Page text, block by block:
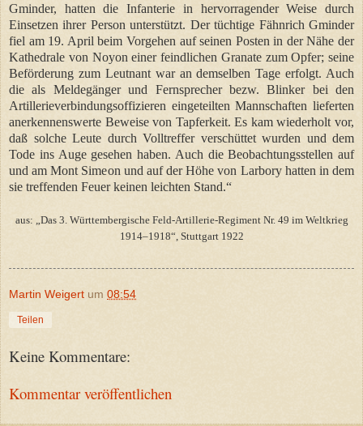
Gminder, hatten die Infanterie in hervorragender Weise durch
Einsetzen ihrer Person unterstützt. Der tüchtige Fähnrich Gminder
fiel am 19. April beim Vorgehen auf seinen Posten in der Nähe der
Kathedrale von Noyon einer feindlichen Granate zum Opfer; seine
Beförderung zum Leutnant war an demselben Tage erfolgt. Auch
die als Meldegänger und Fernsprecher bezw. Blinker bei den
Artillerieverbindungsoffizieren eingeteilten Mannschaften lieferten
anerkennenswerte Beweise von Tapferkeit. Es kam wiederholt vor,
daß solche Leute durch Volltreffer verschüttet wurden und dem
Tode ins Auge gesehen haben. Auch die Beobachtungsstellen auf
und am Mont Simeon und auf der Höhe von Larbory hatten in dem
sie treffenden Feuer keinen leichten Stand.“
aus: „Das 3. Württembergische Feld-Artillerie-Regiment Nr. 49 im Weltkrieg
1914–1918“, Stuttgart 1922
Martin Weigert um 08:54
Teilen
Keine Kommentare:
Kommentar veröffentlichen